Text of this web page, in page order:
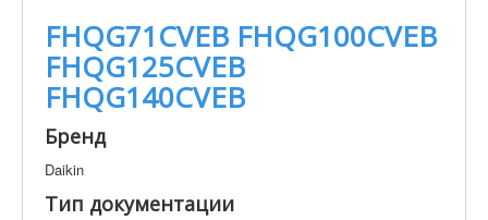
Монтаж
Сервисное обслуживание
Новости
FHQG71CVEB FHQG100CVEB
FHQG125CVEB
FHQG140CVEB
Бренд
Daikin
Тип документации